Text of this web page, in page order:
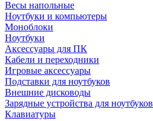
Весы напольные
Ноутбуки и компьютеры
Моноблоки
Ноутбуки
Аксессуары для ПК
Кабели и переходники
Игровые аксессуары
Подставки для ноутбуков
Внешние дисководы
Зарядные устройства для ноутбуков
Клавиатуры